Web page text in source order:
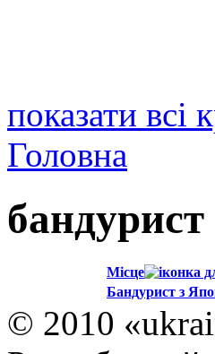
показати всі
Головна
бандурист
Місце
Бандурист з
© 2010